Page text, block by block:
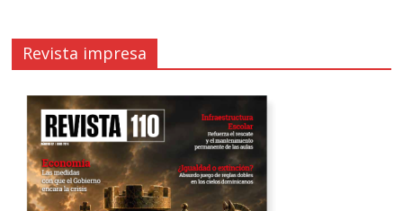
Revista impresa